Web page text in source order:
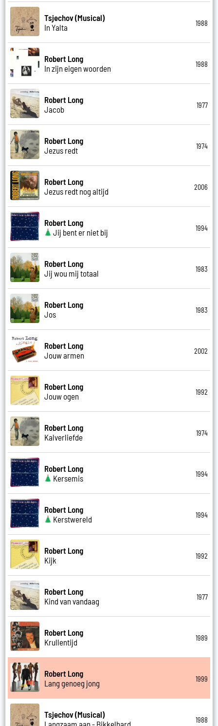
Tsjechov (Musical)
In Yalta
1988
Robert Long
In zijn eigen woorden
1988
Robert Long
Jacob
1977
Robert Long
Jezus redt
1974
Robert Long
Jezus redt nog altijd
2006
Robert Long
Jij bent er niet bij
1994
Robert Long
Jij wou mij totaal
1983
Robert Long
Jos
1983
Robert Long
Jouw armen
2002
Robert Long
Jouw ogen
1992
Robert Long
Kalverliefde
1974
Robert Long
Kersemis
1994
Robert Long
Kerstwereld
1994
Robert Long
Kijk
1992
Robert Long
Kind van vandaag
1977
Robert Long
Krullentijd
1989
Robert Long
Lang genoeg jong
1999
Tsjechov (Musical)
Langzaam aan - Bikkelhard
1988